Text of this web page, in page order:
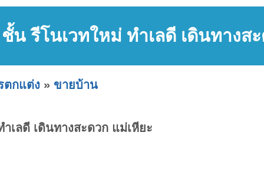
น รีโนเวทใหม่ ทำเลดี เดินทางส
ตกแต่ง » ขายบ้าน
เลดี เดินทางสะดวก แม่เหียะ